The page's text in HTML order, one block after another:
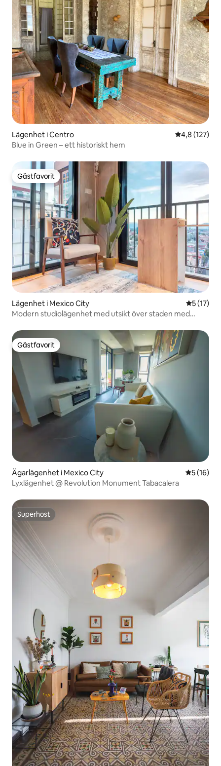
Lägenhet i Centro 4,8 av 5 i
4,8 (127)
Blue in Green – ett historiskt hem
Gästfavorit
Gästfavorit
Lägenhet i Mexico City 5 av 5 i
5 (17)
Modern studiolägenhet med utsikt över staden med
Gästfavorit
Gästfavorit
Ägarlägenhet i Mexico City 5 av 5 i
5 (16)
Lyxlägenhet @ Revolution Monument Tabacalera
Superhost
Superhost